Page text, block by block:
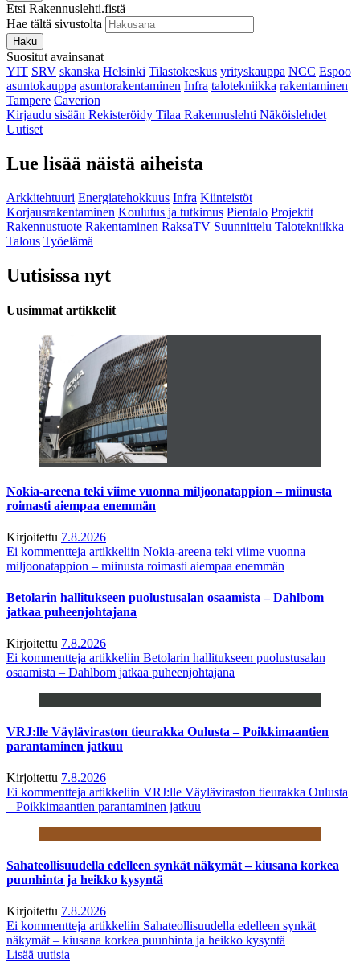
Etsi Rakennuslehti.fistä
Hae tältä sivustolta
Haku
Suositut avainsanat
YIT SRV skanska Helsinki Tilastokeskus yrityskauppa NCC Espoo
asuntokauppa asuntorakentaminen Infra talotekniikka rakentaminen
Tampere Caverion
Kirjaudu sisään Rekisteröidy Tilaa Rakennuslehti Näköislehdet
Uutiset
Lue lisää näistä aiheista
Arkkitehtuuri Energiatehokkuus Infra Kiinteistöt
Korjausrakentaminen Koulutus ja tutkimus Pientalo Projektit
Rakennustuote Rakentaminen RaksaTV Suunnittelu Talotekniikka
Talous Työelämä
Uutisissa nyt
Uusimmat artikkelit
Nokia-areena teki viime vuonna miljoonatappion – miinusta
roimasti aiempaa enemmän
Kirjoitettu 7.8.2026
Ei kommentteja artikkeliin Nokia-areena teki viime vuonna
miljoonatappion – miinusta roimasti aiempaa enemmän
Betolarin hallitukseen puolustusalan osaamista – Dahlbom
jatkaa puheenjohtajana
Kirjoitettu 7.8.2026
Ei kommentteja artikkeliin Betolarin hallitukseen puolustusalan
osaamista – Dahlbom jatkaa puheenjohtajana
VRJ:lle Väyläviraston tieurakka Oulusta – Poikkimaantien
parantaminen jatkuu
Kirjoitettu 7.8.2026
Ei kommentteja artikkeliin VRJ:lle Väyläviraston tieurakka Oulusta
– Poikkimaantien parantaminen jatkuu
Sahateollisuudella edelleen synkät näkymät – kiusana korkea
puunhinta ja heikko kysyntä
Kirjoitettu 7.8.2026
Ei kommentteja artikkeliin Sahateollisuudella edelleen synkät
näkymät – kiusana korkea puunhinta ja heikko kysyntä
Lisää uutisia